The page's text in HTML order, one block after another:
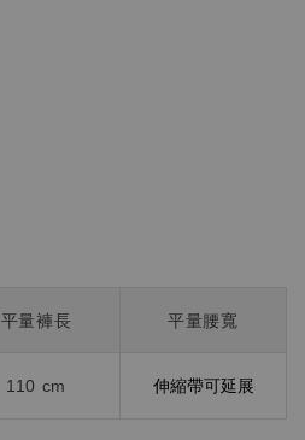
平量褲長 平量腰寬
110 cm 伸縮帶可延展